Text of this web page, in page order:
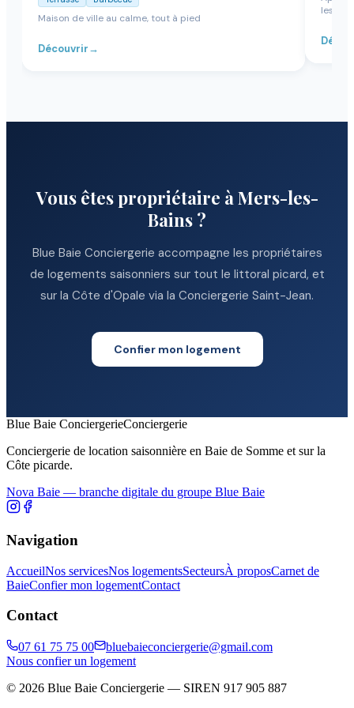
Maison de ville au calme, tout à pied
Découvrir→
les
Vous êtes propriétaire à Mers-les-
Bains ?
Blue Baie Conciergerie accompagne les propriétaires
de logements saisonniers sur tout le littoral picard, et
sur la Côte d'Opale via la Conciergerie Saint-Jean.
Confier mon logement
Blue Baie ConciergerieConciergerie
Conciergerie de location saisonnière en Baie de Somme et sur la
Côte picarde.
Nova Baie — branche digitale du groupe Blue Baie
Navigation
AccueilNos servicesNos logementsSecteursÀ proposCarnet de
BaieConfier mon logementContact
Contact
07 61 75 75 00
bluebaieconciergerie@gmail.com
Nous confier un logement
© 2026 Blue Baie Conciergerie — SIREN 917 905 887